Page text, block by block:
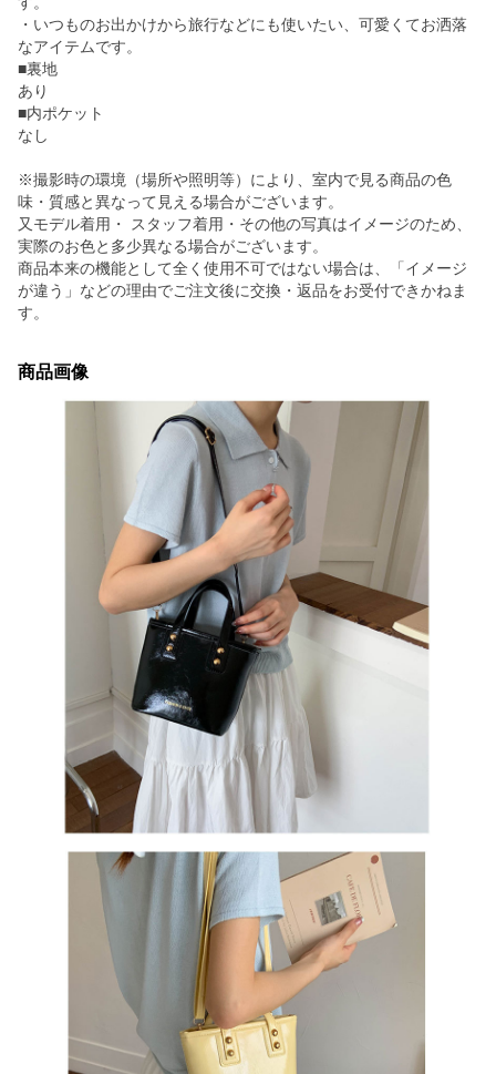
・いつものお出かけから旅行などにも使いたい、可愛くてお洒落
なアイテムです。
■裏地
あり
■内ポケット
なし
※撮影時の環境（場所や照明等）により、室内で見る商品の色
味・質感と異なって見える場合がございます。
又モデル着用・ スタッフ着用・その他の写真はイメージのため、
実際のお色と多少異なる場合がございます。
商品本来の機能として全く使用不可ではない場合は、「イメージ
が違う」などの理由でご注文後に交換・返品をお受付できかねま
す。
商品画像